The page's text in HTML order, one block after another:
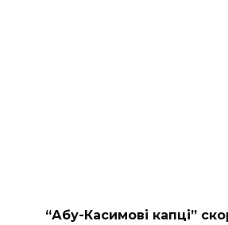
“Абу-Касимові капці”